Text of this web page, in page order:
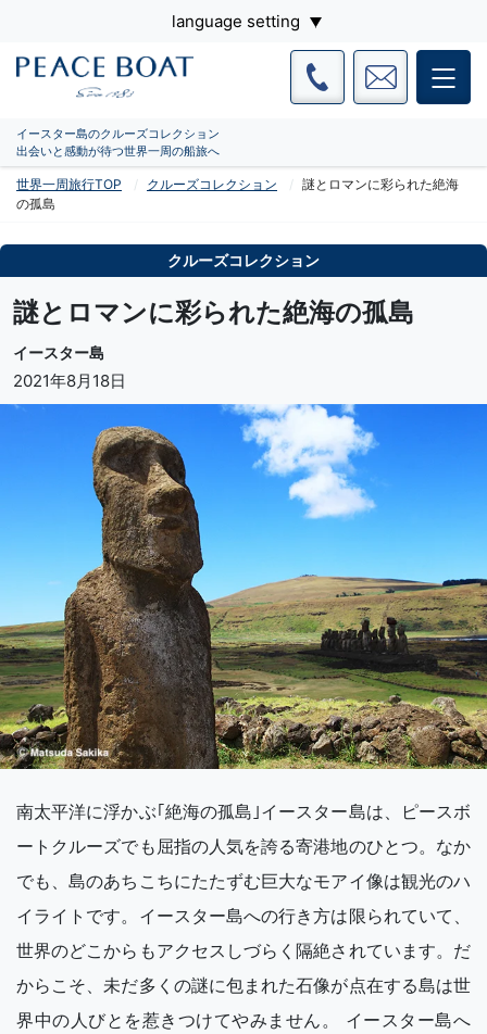
language setting
イースター島のクルーズコレクション
出会いと感動が待つ世界一周の船旅へ
世界一周旅行TOP クルーズコレクション
謎とロマンに彩られた絶海
の孤島
クルーズコレクション
謎とロマンに彩られた絶海の孤島
イースター島
2021年8月18日
南太平洋に浮かぶ｢絶海の孤島｣イースター島は、ピースボ
ートクルーズでも屈指の人気を誇る寄港地のひとつ。なか
でも、島のあちこちにたたずむ巨大なモアイ像は観光のハ
イライトです。イースター島への行き方は限られていて、
世界のどこからもアクセスしづらく隔絶されています。だ
からこそ、未だ多くの謎に包まれた石像が点在する島は世
界中の人びとを惹きつけてやみません。 イースター島へ